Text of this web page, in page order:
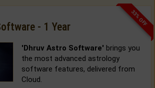
33% OFF
- 1 Year
'Dhruv Astro Software' brings you
the most advanced astrology
software features, delivered from
Cloud.